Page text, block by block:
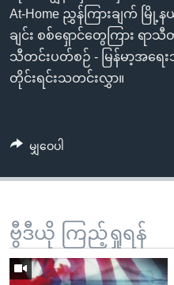
ကျော်
ရန်
At-Home ညွှန်ကြားချက် မြို့
ချင်း စစ်ရှောင်တွေကြား ရာသီ
သီတင်းပတ်စဉ် - မြန်မာ့အရေး
တိုင်းရင်းသတင်းလွှာ။
မျှဝေပါ
ဗွီဒီယို ကြည့်ရှုရန်